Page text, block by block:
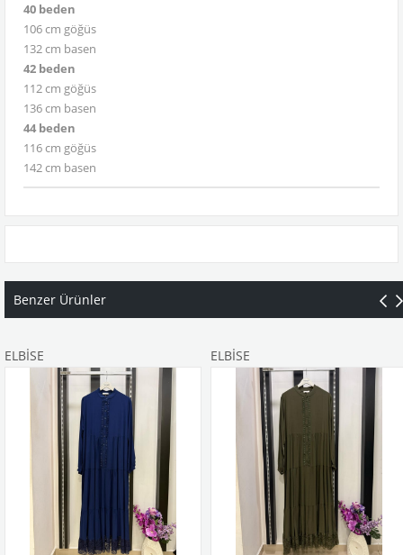
40 beden
106 cm göğüs
132 cm basen
42 beden
112 cm göğüs
136 cm basen
44 beden
116 cm göğüs
142 cm basen
Benzer Ürünler
ELBİSE ELBİSE